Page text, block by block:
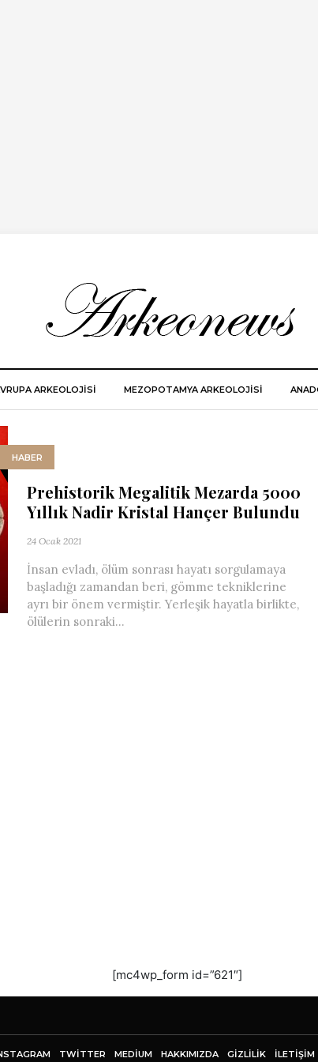
ARKEOLOJISI MEZOPOTAMYA ARKEOLOJISI
HABER
Prehistorik Megalitik Mezarda 5000
Yıllık Nadir Kristal Hançer Bulundu
24 Ocak 2021
İnsan evladı, ölüm sonrası hayatı sorgulamaya
başladığı zamandan beri, gömme tekniklerine
ayrı bir önem vermiştir. Yerleşik hayatla birlikte,
ölülerin sonraki...
[mc4wp_form id=”621″]
TWITTER MEDIUM HAKKIMIZDA GİZLİLİK İLETIŞIM